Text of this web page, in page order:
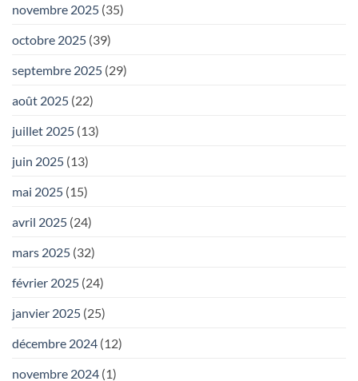
novembre 2025 (35)
octobre 2025 (39)
septembre 2025 (29)
août 2025 (22)
juillet 2025 (13)
juin 2025 (13)
mai 2025 (15)
avril 2025 (24)
mars 2025 (32)
février 2025 (24)
janvier 2025 (25)
décembre 2024 (12)
novembre 2024 (1)